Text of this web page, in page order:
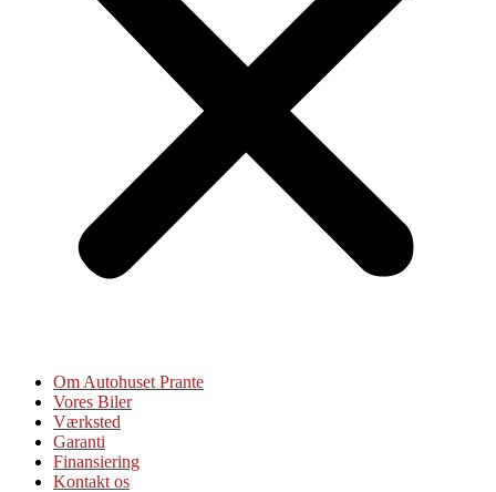
Om Autohuset Prante
Vores Biler
Værksted
Garanti
Finansiering
Kontakt os